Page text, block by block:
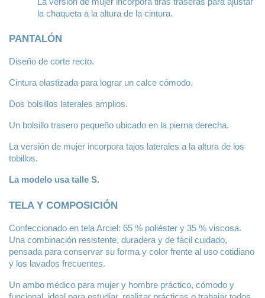
la chaqueta a la altura de la cintura.
PANTALÓN
Diseño de corte recto.
Cintura elastizada para lograr un calce cómodo.
Dos bolsillos laterales amplios.
Un bolsillo trasero pequeño ubicado en la pierna derecha.
La versión de mujer incorpora tajos laterales a la altura de los
tobillos.
La modelo usa talle S.
TELA Y COMPOSICIÓN
Confeccionado en tela Arciel: 65 % poliéster y 35 % viscosa.
Una combinación resistente, duradera y de fácil cuidado,
pensada para conservar su forma y color frente al uso cotidiano
y los lavados frecuentes.
Un ambo médico para mujer y hombre práctico, cómodo y